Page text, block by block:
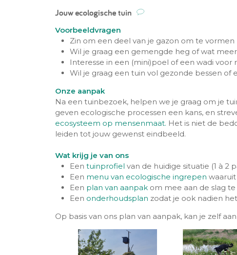
Jouw ecologische tuin
Voorbeeldvragen
Zin om een deel van je gazon om te
Wil je graag een gemengde heg of wat
Interesse in een (mini)poel of een wadi
Wil je graag een tuin vol gezonde bessen of
Onze aanpak
Na een tuinbezoek, helpen we je graag om je
geven ecologische processen een kans, en
ecosysteem op mensenmaat. Het is niet de
leiden tot jouw gewenst eindbeeld.
Wat krijg je van ons
Eentuinprofielvan de huidige situatie (1 à 2
Een menu van ecologische ingrepen
Een plan van aanpak om mee aan de slag te
Een onderhoudsplan zodat je ook nadien
Op basis van ons plan van aanpak, kan je zelf